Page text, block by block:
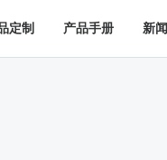
定制 产品手册 新